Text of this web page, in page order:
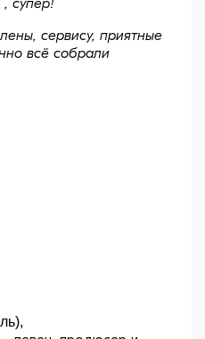
, супер!
сервису, приятные
всё собрали